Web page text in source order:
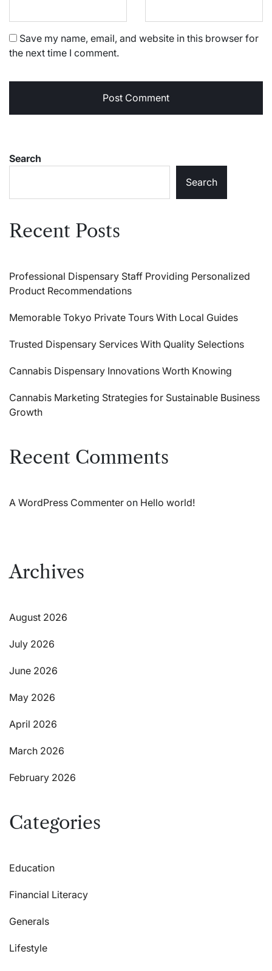
Save my name, email, and website in this browser for
the next time I comment.
Search
Search
Recent Posts
Professional Dispensary Staff Providing Personalized
Product Recommendations
Memorable Tokyo Private Tours With Local Guides
Trusted Dispensary Services With Quality Selections
Cannabis Dispensary Innovations Worth Knowing
Cannabis Marketing Strategies for Sustainable Business
Growth
Recent Comments
A WordPress Commenter on Hello world!
Archives
August 2026
July 2026
June 2026
May 2026
April 2026
March 2026
February 2026
Categories
Education
Financial Literacy
Generals
Lifestyle